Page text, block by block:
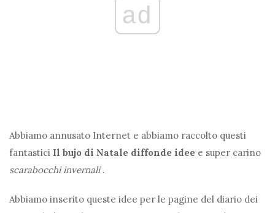
ad
Abbiamo annusato Internet e abbiamo raccolto questi
fantastici Il bujo di Natale diffonde idee e super carino
scarabocchi invernali.
Abbiamo inserito queste idee per le pagine del diario dei